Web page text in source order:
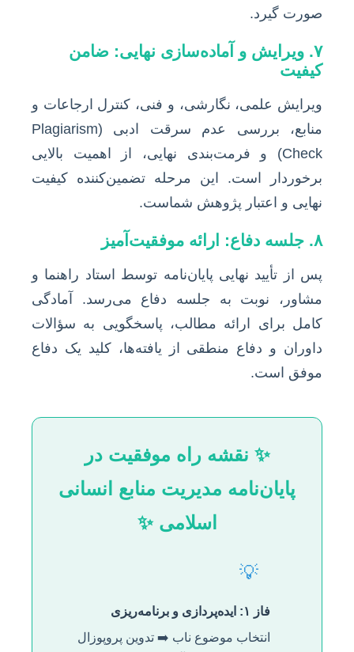
صورت گیرد.
۷. ویرایش و آماده‌سازی نهایی: ضامن
کیفیت
ویرایش علمی، نگارشی، و فنی، کنترل ارجاعات و
منابع، بررسی عدم سرقت ادبی (Plagiarism
Check) و فرمت‌بندی نهایی، از اهمیت بالایی
برخوردار است. این مرحله تضمین‌کننده کیفیت
نهایی و اعتبار پژوهش شماست.
۸. جلسه دفاع: ارائه موفقیت‌آمیز
پس از تأیید نهایی پایان‌نامه توسط استاد راهنما و
مشاور، نوبت به جلسه دفاع می‌رسد. آمادگی
کامل برای ارائه مطالب، پاسخگویی به سؤالات
داوران و دفاع منطقی از یافته‌ها، کلید یک دفاع
موفق است.
✨ نقشه راه موفقیت در
پایان‌نامه مدیریت منابع انسانی
اسلامی ✨
💡
فاز ۱: ایده‌پردازی و برنامه‌ریزی
انتخاب موضوع ناب ➡️ تدوین پروپوزال